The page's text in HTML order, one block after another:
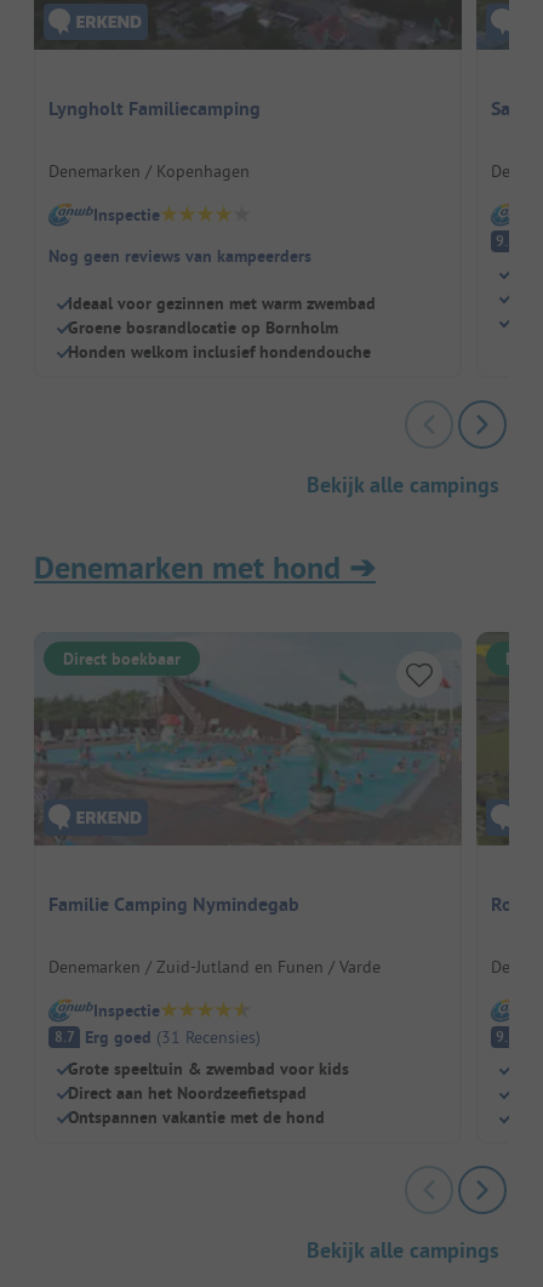
Lyngholt Familiecamping
Denemarken / Kopenhagen
Inspectie
Nog geen reviews van kampeerders
Ideaal voor gezinnen met warm zwembad
Groene bosrandlocatie op Bornholm
Honden welkom inclusief hondendouche
9.5
Bekijk alle campings
Denemarken met hond ➔
Direct boekbaar
Familie Camping Nymindegab
Denemarken / Zuid-Jutland en Funen / Varde
Inspectie
8.7 Erg goed (31 Recensies)
Grote speeltuin & zwembad voor kids
Direct aan het Noordzeefietspad
Ontspannen vakantie met de hond
9.5
Bekijk alle campings